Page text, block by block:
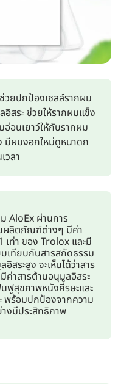
วยปกป้องเซลล์รากผม
สระ ช่วยให้รากผมแข็ง
อนเยาว์ให้กับรากผม
มีผมงอกใหม่ดูหนาดก
วลา
AloEx ผ่านการ
ผลิตภัณฑ์ต่างๆ มีค่า
ท่า ของ Trolox และมี
เทียบกับสารสกัดธรรม
สระสูง จะเห็นได้ว่าสาร
าสารต้านอนุมูลอิสระ
ฟูสุขภาพหนังศีรษะและ
พร้อมปกป้องจากความ
งมีประสิทธิภาพ